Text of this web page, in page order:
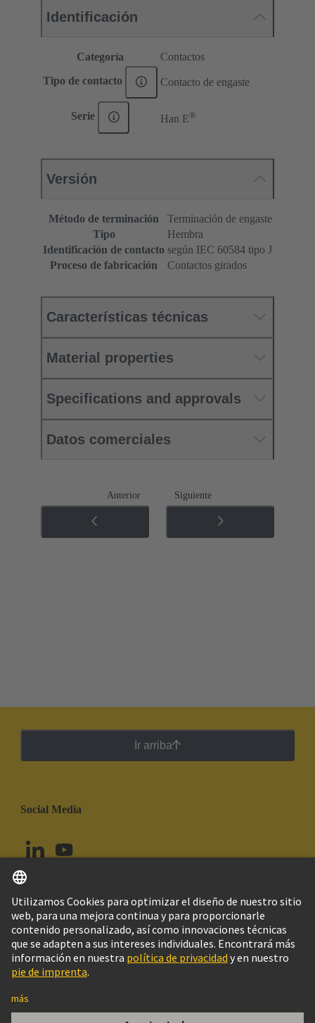
Identificación
Categoría Contactos
Tipo de contacto Contacto de engaste
Serie Han E®
Versión
Método de terminación
Terminación de engaste
Tipo
Hembra
Identificación de contacto según IEC 60584 tipo J
Proceso de fabricación
Contactos girados
Características técnicas
Material properties
Specifications and approvals
Datos comerciales
Anterior Siguiente
Ir arriba
Social Media
Perú Español
© Grupo Tecnológico HARTING
Imprint